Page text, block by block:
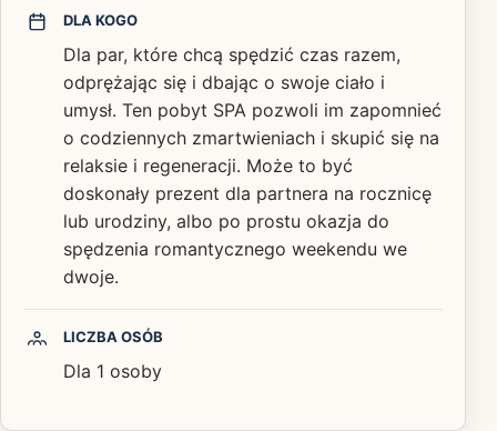
DLA KOGO
Dla par, które chcą spędzić czas razem,
odprężając się i dbając o swoje ciało i
umysł. Ten pobyt SPA pozwoli im zapomnieć
o codziennych zmartwieniach i skupić się na
relaksie i regeneracji. Może to być
doskonały prezent dla partnera na rocznicę
lub urodziny, albo po prostu okazja do
spędzenia romantycznego weekendu we
dwoje.
LICZBA OSÓB
Dla 1 osoby